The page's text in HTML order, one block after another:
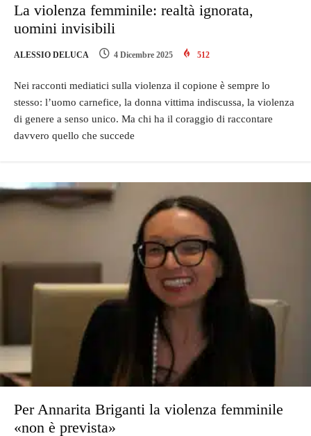
La violenza femminile: realtà ignorata,
uomini invisibili
ALESSIO DELUCA 4 Dicembre 2025 512
Nei racconti mediatici sulla violenza il copione è sempre lo
stesso: l’uomo carnefice, la donna vittima indiscussa, la violenza
di genere a senso unico. Ma chi ha il coraggio di raccontare
davvero quello che succede
Per Annarita Briganti la violenza femminile
«non è prevista»